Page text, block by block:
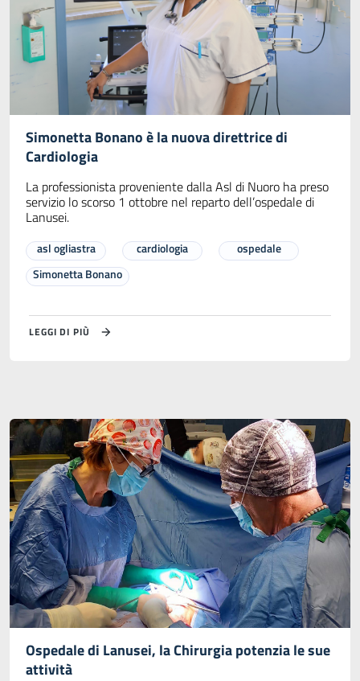
Simonetta Bonano è la nuova direttrice di
Cardiologia
La professionista proveniente dalla Asl di Nuoro ha preso
servizio lo scorso 1 ottobre nel reparto dell’ospedale di
Lanusei.
asl ogliastra cardiologia
ospedale
Simonetta Bonano
LEGGI DI PIÙ
Ospedale di Lanusei, la Chirurgia potenzia le sue
attività